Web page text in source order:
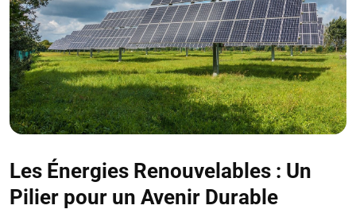
Les Énergies Renouvelables : Un
Pilier pour un Avenir Durable